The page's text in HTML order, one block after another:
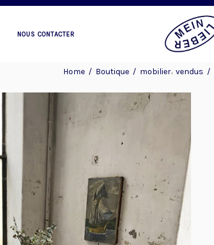
NOUS CONTACTER
Home / Boutique / mobilier, vendus /